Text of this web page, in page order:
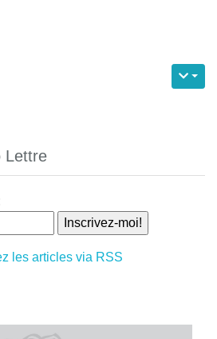
Lettre
les articles via RSS